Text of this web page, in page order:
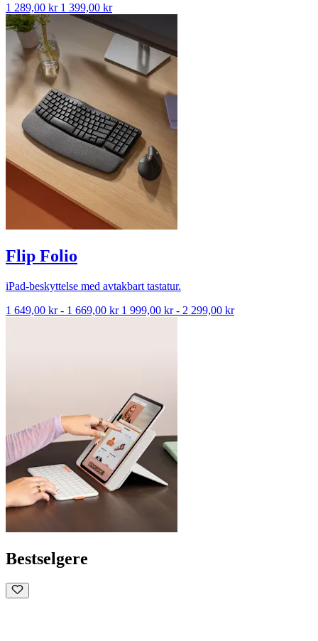
1 289,00 kr 1 399,00 kr
Flip Folio
iPad-beskyttelse med avtakbart tastatur.
1 649,00 kr- 1 669,00 kr 1 999,00 kr- 2 299,00 kr
Bestselgere